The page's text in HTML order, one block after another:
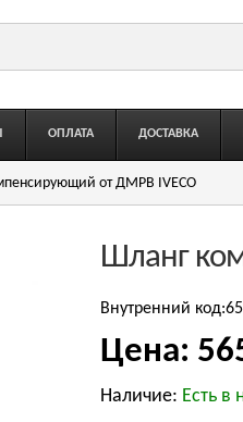
ОПЛАТА ДОСТАВКА
от ДМРВ IVECO
Шланг
Внутренний
Цена:
Наличие: Есть в